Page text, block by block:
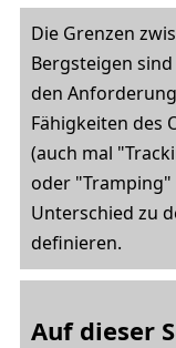
Die Grenzen
Bergsteigen
den
Fähigkeiten des
(auch mal
oder
Unterschied zu
definieren.
Auf dieser